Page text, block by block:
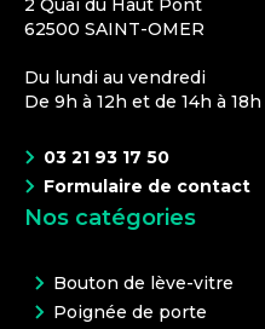
2 Quai du Haut Pont
62500 SAINT-OMER
Du lundi au vendredi
De 9h à 12h et de 14h à 18h
03 21 93 17 50
Formulaire de contact
Nos catégories
Bouton de lève-vitre
Poignée de porte